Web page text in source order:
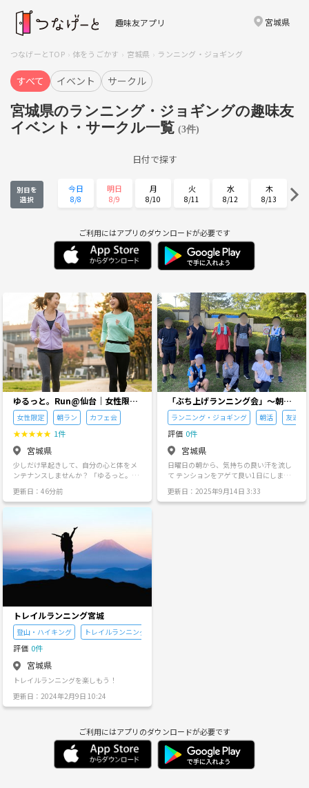
趣味友アプリ 宮城県
つなげーとTOP 体をうごかす 宮城県 ランニング・ジョギング
すべて イベント サークル
宮城県のランニング・ジョギングの趣味友
イベント・サークル一覧 (3件)
日付で探す
別日を
選択
今日
8/8
明日
8/9
月
8/10
火
8/11
水
8/12
木
8/13
8/14 8/15 8/16 8/17 8/18
木
8/20
金
8/21
日
8/23
月
8/24
8/26 8/27 8/28 8/29 8/30 8/31
火
9/1
水
9/2
木
9/3
金
9/4
土
9/5
日
9/6
ご利用にはアプリのダウンロードが必要です
ゆるっと。Run@仙台｜女性限定
｜23〜34歳
女性限定 朝ラン カフェ会
★★★★★ 1件
宮城県
少しだけ早起きして、自分の心と体をメ
ンテナンスしませんか？ 「ゆるっと。朝
Run@仙台」は、同世代女性が集まる、
仙台一ハードルの低いランニングイベン
トです。 ■このイベントで大切にしたい
せん。 今の自分を支えてくれている「健
康な体」に感謝しながら、心地よく体を
動かす。 走り終わった後の「今日もいい
スタートが切れた！」という最高の自己
肯定感を、みんなでシェアしましょう✨
頑張った自分へのご褒美として、その後
のコーヒーや朝食を味わう時間は、格別
00 集合（仙台駅を予定） • 09:05 準備運
動＆ゆるラン （おしゃべりできるペース
で30〜40分） • 09:45 カフェタイム☕️
（近くのカフェでリフレッシュ！） • 10:
30 現地解散 ※「午後から予定がある」と
いう方の途中解散もOKです！ ※雨天時は
中止かカフェのみ。前日20時には判断し
ご連絡差し上げます。 ■こんな方におす
すめ • 23〜34歳の女性 • 少しお疲れ気味
の方 • 朝の時間を有効活用して、自己肯
込費 •ご自身の飲食代 ■主催者より 仕事
の肩書きやストレスは全部置いてきて、
一人の女性としてリフレッシュできる時
更新日：46分前
「ぶち上げランニング会」〜朝か
らテンションぶち上げよう🔥
ランニング・ジョギング 朝活 友達づ
評価 0件
宮城県
日曜日の朝から、気持ちの良い汗を流し
て テンションをアゲて良い1日にしませ
い… １人ではハードルが高く、なかなか
習慣にならない… 日曜日の朝を有効に使
す。 トラックを繰り返し走るので、歩い
たりベンチで休憩も大丈夫です ・どれく
らいの距離を走りますか？ 榴ヶ岡公園の
トラックを4周～8周走ります（1周約500
更新日：2025年9月14日 3:33
トレイルランニング宮城
登山・ハイキング トレイルランニング
評価 0件
宮城県
トレイルランニングを楽しもう！
更新日：2024年2月9日 10:24
ご利用にはアプリのダウンロードが必要です